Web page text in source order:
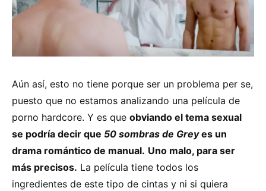
Aún así, esto no tiene porque ser un problema per se,
puesto que no estamos analizando una película de
porno hardcore. Y es que obviando el tema sexual
se podría decir que 50 sombras de Greyes un
drama romántico de manual. Uno malo, para ser
más precisos. La película tiene todos los
ingredientes de este tipo de cintas y ni si quiera